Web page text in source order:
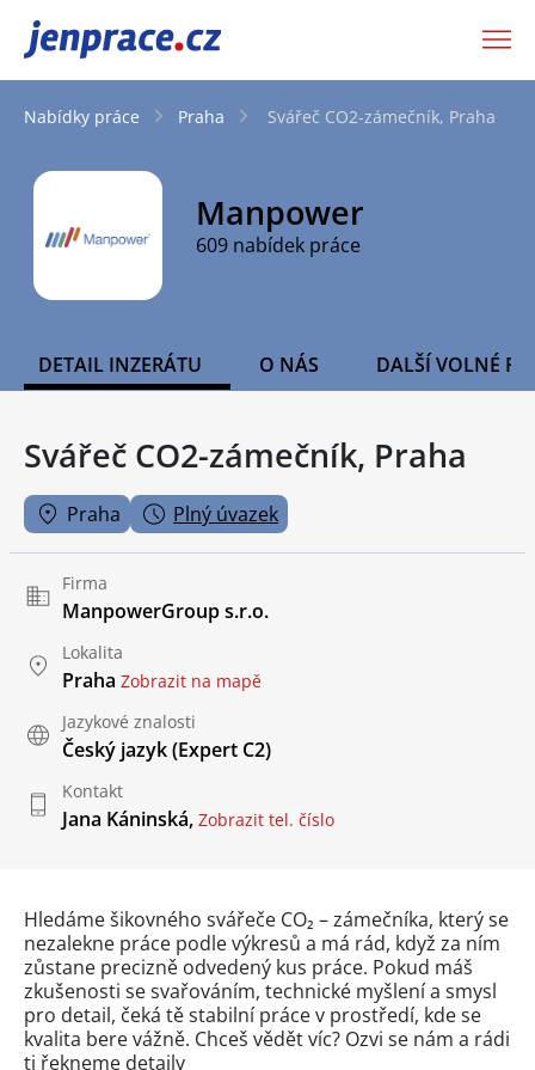
JenPráce.cz
Nabídky práce Praha Svářeč CO2-zámečník, Praha
Manpower
609 nabídek práce
DETAIL INZERÁTU O NÁS DALŠÍ VOLNÉ
Svářeč CO2-zámečník, Praha
Praha Plný úvazek
Firma
ManpowerGroup s.r.o.
Lokalita
Praha Zobrazit na mapě
Jazykové znalosti
Český jazyk(Expert C2)
Kontakt
Jana Káninská, Zobrazit tel. číslo
Hledáme šikovného svářeče CO₂ – zámečníka, který se
nezalekne práce podle výkresů a má rád, když za ním
zůstane precizně odvedený kus práce. Pokud máš
zkušenosti se svařováním, technické myšlení a smysl
pro detail, čeká tě stabilní práce v prostředí, kde se
kvalita bere vážně. Chceš vědět víc? Ozvi se nám a rádi
ti řekneme detaily